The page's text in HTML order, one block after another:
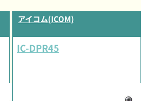
アイコム(ICOM)
IC-DPR45